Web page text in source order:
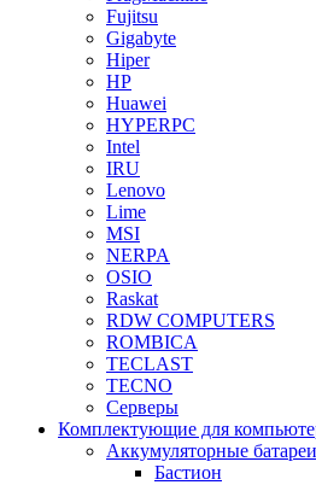
Fujitsu
Gigabyte
Hiper
HP
Huawei
HYPERPC
Intel
IRU
Lenovo
Lime
MSI
NERPA
OSIO
Raskat
RDW COMPUTERS
ROMBICA
TECLAST
TECNO
Серверы
Комплектующие для
Аккумуляторные
Бастион